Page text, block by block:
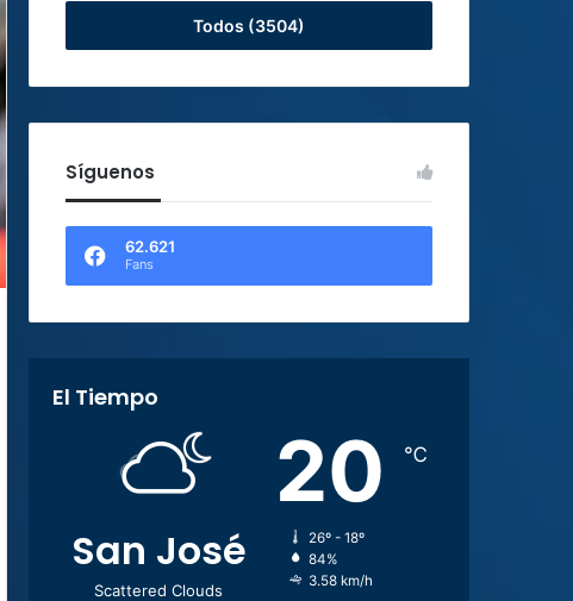
Todos (3504)
Síguenos
62.621
Fans
El Tiempo
San José
Scattered Clouds
20 ℃
26º - 18º
84%
3.58 km/h